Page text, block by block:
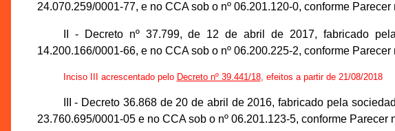
24.070.259/0001-77, e no CCA sob o nº 06.201.120-0, conforme
II - Decreto nº 37.799, de 12 de abril de 2017, fabricado
14.200.166/0001-66, e no CCA sob o nº 06.200.225-2, conforme
Inciso III acrescentado pelo Decreto nº 39.441/18, efeitos a partir de 21/08/2018
III - Decreto 36.868 de 20 de abril de 2016, fabricado pela
23.760.695/0001-05 e no CCA sob o nº 06.201.123-5, conforme